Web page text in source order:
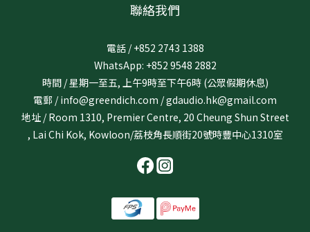
聯絡我們
電話 / +852 2743 1388
WhatsApp: +852 9548 2882
時間 / 星期一至五, 上午9時至下午6時 (公眾假期休息)
電郵 / info@greendich.com / gdaudio.hk@gmail.com
地址 / Room 1310, Premier Centre, 20 Cheung Shun Street
, Lai Chi Kok, Kowloon/荔枝角長順街20號時豐中心1310室